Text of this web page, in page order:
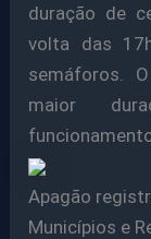
duração de
volta das
semáforos.
maior
Apagão
Municípios e